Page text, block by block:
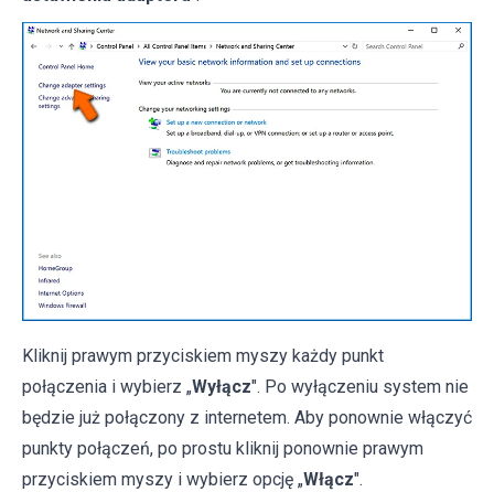
Kliknij prawym przyciskiem myszy każdy punkt
połączenia i wybierz „Wyłącz". Po wyłączeniu system nie
będzie już połączony z internetem. Aby ponownie włączyć
punkty połączeń, po prostu kliknij ponownie prawym
przyciskiem myszy i wybierz opcję „Włącz".